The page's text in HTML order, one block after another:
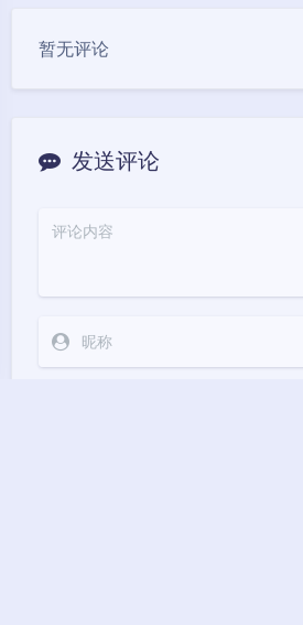
夜间模式
暂无评论
发送评论